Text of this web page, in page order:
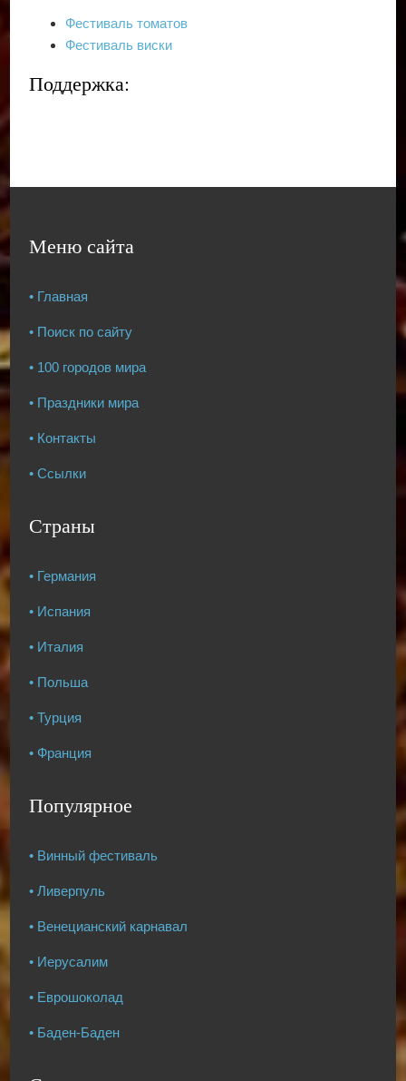
Фестиваль томатов
Фестиваль виски
Поддержка:
Меню сайта
• Главная
• Поиск по сайту
• 100 городов мира
• Праздники мира
• Контакты
• Ссылки
Страны
• Германия
• Испания
• Италия
• Польша
• Турция
• Франция
Популярное
• Винный фестиваль
• Ливерпуль
• Венецианский карнавал
• Иерусалим
• Еврошоколад
• Баден-Баден